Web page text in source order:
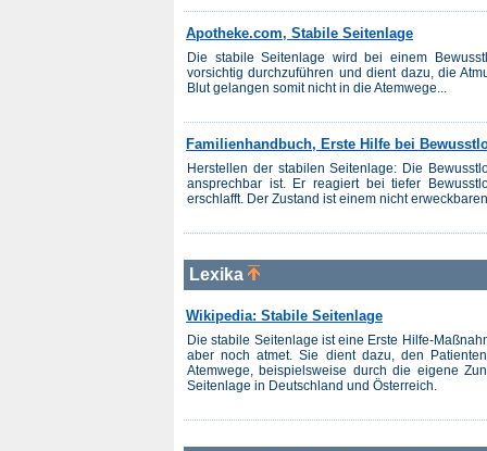
Apotheke.com, Stabile Seitenlage
Die stabile Seitenlage wird bei einem
vorsichtig durchzuführen und dient dazu, die
Blut gelangen somit nicht in die Atemwege...
Familienhandbuch, Erste Hilfe bei
Herstellen der stabilen Seitenlage: Die
ansprechbar ist. Er reagiert bei tiefer
erschlafft. Der Zustand ist einem nicht
Lexika
Wikipedia: Stabile Seitenlage
Die stabile Seitenlage ist eine Erste Hilfe-
aber noch atmet. Sie dient dazu, den
Atemwege, beispielsweise durch die eigene
Seitenlage in Deutschland und Österreich.